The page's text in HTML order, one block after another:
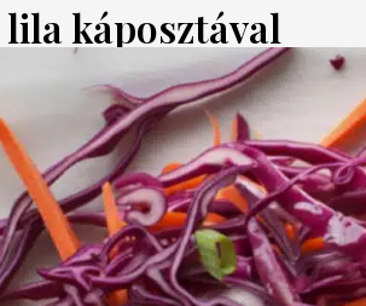
káposztával